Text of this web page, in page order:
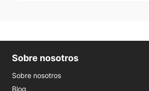
Sobre nosotros
Sobre nosotros
Blog